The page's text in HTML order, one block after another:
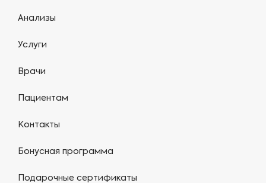
Анализы
Услуги
Врачи
Пациентам
Контакты
Бонусная программа
Подарочные сертификаты